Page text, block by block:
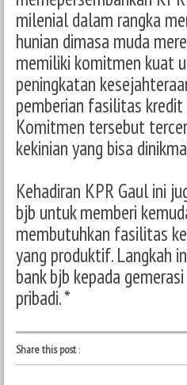
milenial dalam rangka
hunian dimasa muda
memiliki komitmen kuat
peningkatan
pemberian fasilitas
Komitmen tersebut
kekinian yang bisa
Kehadiran KPR Gaul ini
bjb untuk memberi
membutuhkan fasilitas
yang produktif. Langkah
bank bjb kepada
pribadi. *
Share this post: